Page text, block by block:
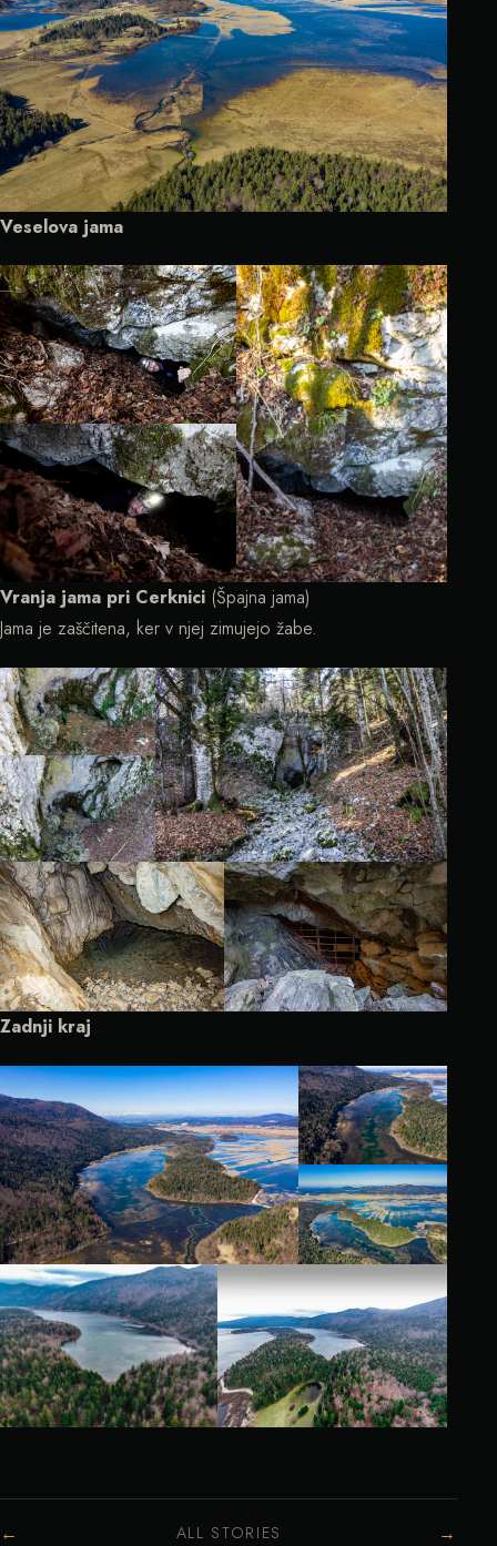
Veselova jama
Vranja jama pri Cerknici (Špajna jama)
Jama je zaščitena, ker v njej zimujejo žabe.
Zadnji kraj
← ALL STORIES →